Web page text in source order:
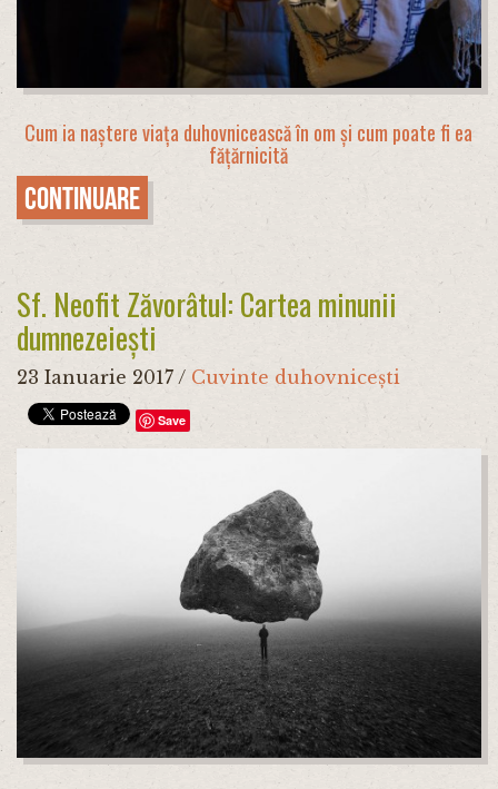
Cum ia naștere viața duhovnicească în om și cum poate fi ea
fățărnicită
Continuare
Sf. Neofit Zăvorâtul: Cartea minunii
dumnezeiești
23 Ianuarie 2017 / Cuvinte duhovnicești
Save